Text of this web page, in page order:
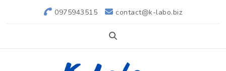
0975943515 contact@k-labo.biz